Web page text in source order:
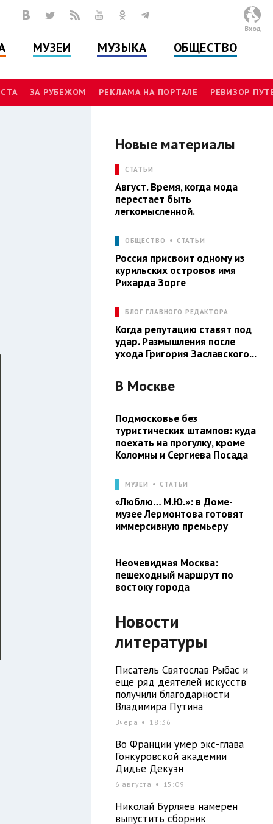
МУЗЕИ МУЗЫКА ОБЩЕСТВО
Вход
ЗА РУБЕЖОМ РЕКЛАМА НА ПОРТАЛЕ РЕВИЗОР
Новые материалы
СТАТЬИ
Август. Время, когда мода
перестает быть
легкомысленной.
ОБЩЕСТВО СТАТЬИ
Россия присвоит одному из
курильских островов имя
Рихарда Зорге
БЛОГ ГЛАВНОГО РЕДАКТОРА
Когда репутацию ставят под
удар. Размышления после
ухода Григория Заславского...
В Москве
Подмосковье без
туристических штампов: куда
поехать на прогулку, кроме
Коломны и Сергиева Посада
МУЗЕИ СТАТЬИ
«Люблю… М.Ю.»: в Доме-
музее Лермонтова готовят
иммерсивную премьеру
Неочевидная Москва:
пешеходный маршрут по
востоку города
Новости
литературы
Писатель Святослав Рыбас и
еще ряд деятелей искусств
получили благодарности
Владимира Путина
Вчера 18:36
Во Франции умер экс-глава
Гонкуровской академии
Дидье Декуэн
6 августа 15:09
Николай Бурляев намерен
выпустить сборник